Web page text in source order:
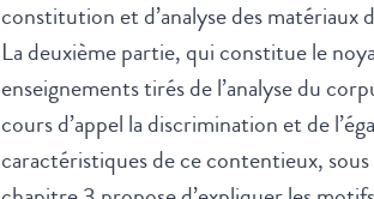
constitution et d’analyse des
La deuxième partie, qui constitue le
enseignements tirés de l’analyse du
cours d’appel la discrimination et de
caractéristiques de ce contentieux,